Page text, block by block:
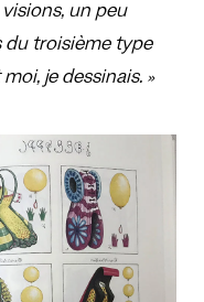
un peu
du troisième type
je dessinais. »